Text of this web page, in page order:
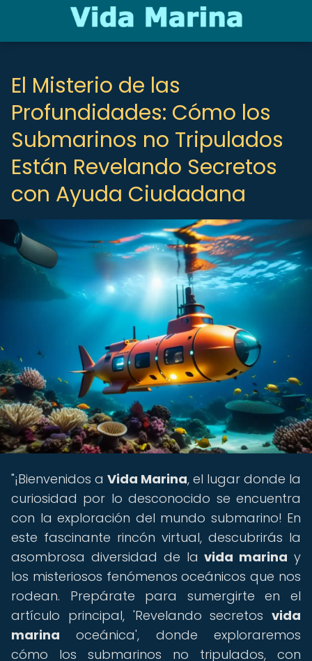
El Misterio de las
Profundidades: Cómo los
Submarinos no Tripulados
Están Revelando Secretos
con Ayuda Ciudadana
"¡Bienvenidos a Vida Marina, el lugar donde la
curiosidad por lo desconocido se encuentra
con la exploración del mundo submarino! En
este fascinante rincón virtual, descubrirás la
asombrosa diversidad de lavida marina y
los misteriosos fenómenos oceánicos que nos
rodean. Prepárate para sumergirte en el
artículo principal, 'Revelando secretos vida
marina oceánica', donde exploraremos
cómo los submarinos no tripulados, con